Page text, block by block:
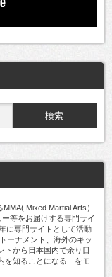
Mixed Martial Arts）
等をお届けする専門サイ
に専門サイトとして活動
ーナメント、海外のキッ
トから日本国内で余り目
を知ることになる」をモ